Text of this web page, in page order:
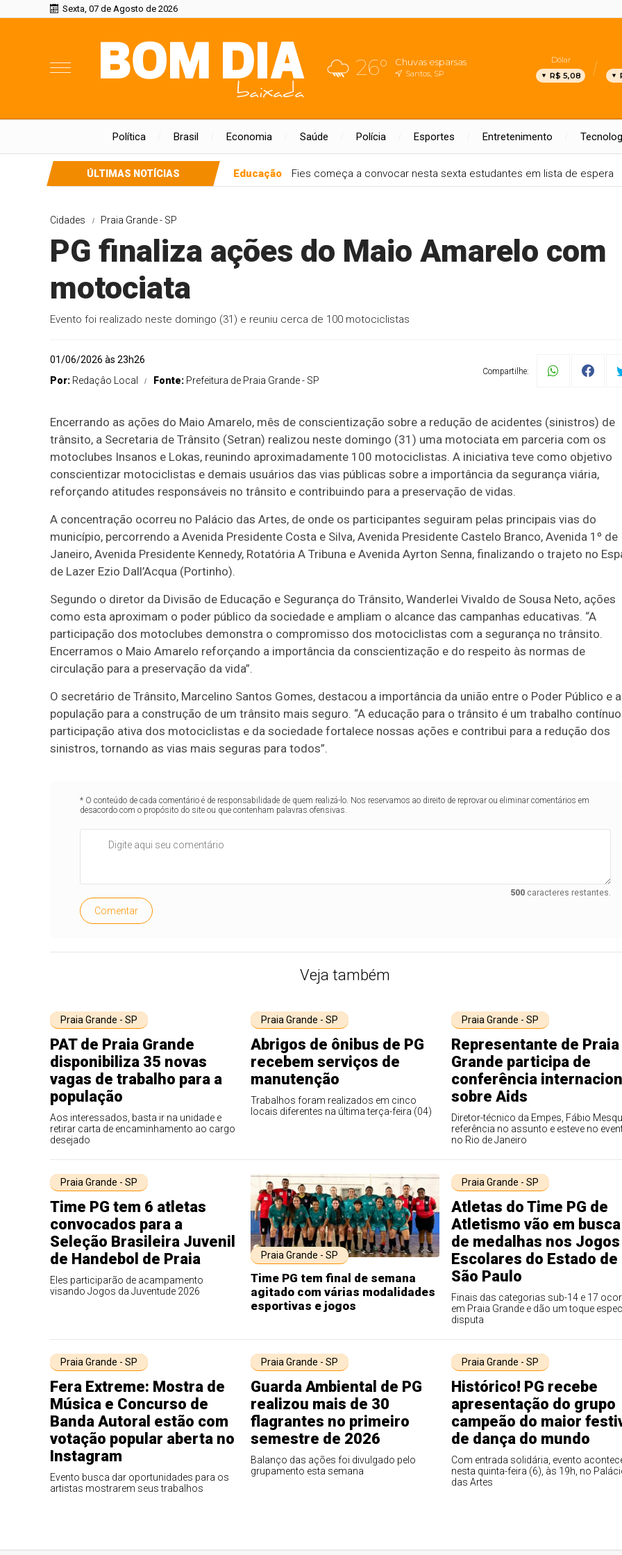
Sexta, 07 de Agosto de 2026
26° Chuvas esparsas
Santos, SP
Dólar
R$ 5,08
Política Brasil Economia Saúde Polícia Esportes Entretenimento
ÚLTIMAS NOTÍCIAS Educação Fies começa a convocar nesta sexta estudantes em lista de espera
Cidades Praia Grande - SP
PG finaliza ações do Maio Amarelo com
motociata
Evento foi realizado neste domingo (31) e reuniu cerca de 100 motociclistas
01/06/2026 às 23h26
Por: Redaçâo Local Fonte: Prefeitura de Praia Grande - SP
Compartilhe:
Encerrando as ações do Maio Amarelo, mês de conscientização sobre a redução de acidentes (sinistros) de
trânsito, a Secretaria de Trânsito (Setran) realizou neste domingo (31) uma motociata em parceria com os
motoclubes Insanos e Lokas, reunindo aproximadamente 100 motociclistas. A iniciativa teve como objetivo
conscientizar motociclistas e demais usuários das vias públicas sobre a importância da segurança viária,
reforçando atitudes responsáveis no trânsito e contribuindo para a preservação de vidas.
A concentração ocorreu no Palácio das Artes, de onde os participantes seguiram pelas principais vias do
município, percorrendo a Avenida Presidente Costa e Silva, Avenida Presidente Castelo Branco, Avenida 1º de
Janeiro, Avenida Presidente Kennedy, Rotatória A Tribuna e Avenida Ayrton Senna, finalizando o trajeto no
de Lazer Ezio Dall’Acqua (Portinho).
Segundo o diretor da Divisão de Educação e Segurança do Trânsito, Wanderlei Vivaldo de Sousa Neto, ações
como esta aproximam o poder público da sociedade e ampliam o alcance das campanhas educativas. “A
participação dos motoclubes demonstra o compromisso dos motociclistas com a segurança no trânsito.
Encerramos o Maio Amarelo reforçando a importância da conscientização e do respeito às normas de
circulação para a preservação da vida”.
O secretário de Trânsito, Marcelino Santos Gomes, destacou a importância da união entre o Poder Público e a
população para a construção de um trânsito mais seguro. “A educação para o trânsito é um trabalho
participação ativa dos motociclistas e da sociedade fortalece nossas ações e contribui para a redução dos
sinistros, tornando as vias mais seguras para todos”.
* O conteúdo de cada comentário é de responsabilidade de quem realizá-lo. Nos reservamos ao direito de reprovar ou eliminar comentários em
desacordo com o propósito do site ou que contenham palavras ofensivas.
500caracteres restantes.
Comentar
Veja também
Praia Grande - SP
PAT de Praia Grande
disponibiliza 35 novas
vagas de trabalho para a
população
Aos interessados, basta ir na unidade e
retirar carta de encaminhamento ao cargo
desejado
Praia Grande - SP
Abrigos de ônibus de PG
recebem serviços de
manutenção
Trabalhos foram realizados em cinco
locais diferentes na última terça-feira (04)
Praia Grande - SP
Representante de Praia
Grande participa de
conferência
sobre Aids
Diretor-técnico da Empes, Fábio
referência no assunto e esteve no
no Rio de Janeiro
Praia Grande - SP
Time PG tem 6 atletas
convocados para a
Seleção Brasileira Juvenil
de Handebol de Praia
Eles participarão de acampamento
visando Jogos da Juventude 2026
Praia Grande - SP
Time PG tem final de semana
agitado com várias modalidades
esportivas e jogos
Praia Grande - SP
Atletas do Time PG de
Atletismo vão em busca
de medalhas nos Jogos
Escolares do Estado de
São Paulo
Finais das categorias sub-14 e 17
em Praia Grande e dão um toque
disputa
Praia Grande - SP
Fera Extreme: Mostra de
Música e Concurso de
Banda Autoral estão com
votação popular aberta no
Instagram
Evento busca dar oportunidades para os
artistas mostrarem seus trabalhos
Praia Grande - SP
Guarda Ambiental de PG
realizou mais de 30
flagrantes no primeiro
semestre de 2026
Balanço das ações foi divulgado pelo
grupamento esta semana
Praia Grande - SP
Histórico! PG recebe
apresentação do grupo
campeão do maior
de dança do mundo
Com entrada solidária, evento
nesta quinta-feira (6), às 19h, no
das Artes